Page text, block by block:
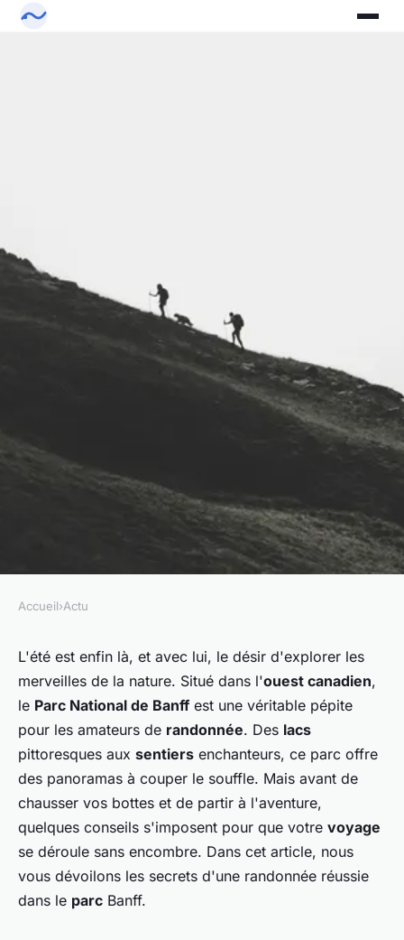
Quels sont les conseils pour
une randonnée dans le Parc
National de Banff, Canada?
Lola•4 juillet 2024•5 min de lecture
Accueil›Actu
L'été est enfin là, et avec lui, le désir d'explorer les
merveilles de la nature. Situé dans l'ouest canadien,
le Parc National de Banffest une véritable pépite
pour les amateurs de randonnée. Des lacs
pittoresques aux sentiers enchanteurs, ce parc offre
des panoramas à couper le souffle. Mais avant de
chausser vos bottes et de partir à l'aventure,
quelques conseils s'imposent pour que votre voyage
se déroule sans encombre. Dans cet article, nous
vous dévoilons les secrets d'une randonnée réussie
dans le parc Banff.